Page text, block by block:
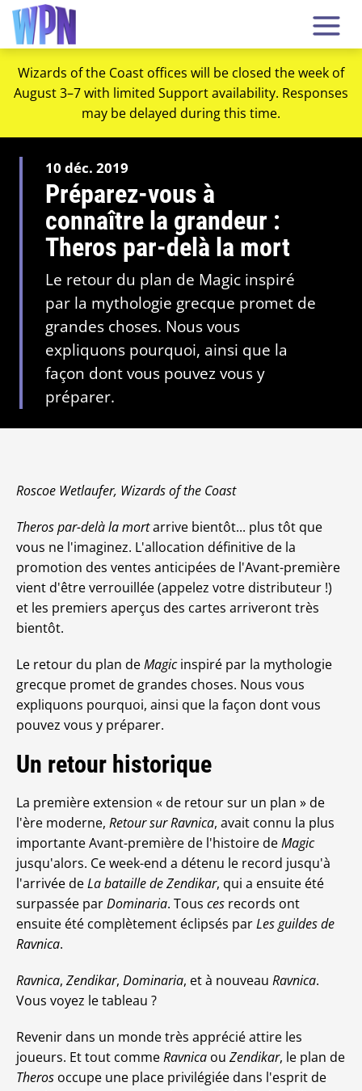
Wizards of the Coast offices will be closed the week of
August 3–7 with limited Support availability. Responses
may be delayed during this time.
10 déc. 2019
Préparez-vous à
connaître la grandeur :
Theros par-delà la mort
Le retour du plan de Magic inspiré
par la mythologie grecque promet de
grandes choses. Nous vous
expliquons pourquoi, ainsi que la
façon dont vous pouvez vous y
préparer.
Roscoe Wetlaufer, Wizards of the Coast
Theros par-delà la mortarrive bientôt... plus tôt que
vous ne l'imaginez. L'allocation définitive de la
promotion des ventes anticipées de l'Avant-première
vient d'être verrouillée (appelez votre distributeur !)
et les premiers aperçus des cartes arriveront très
bientôt.
Le retour du plan deMagicinspiré par la mythologie
grecque promet de grandes choses. Nous vous
expliquons pourquoi, ainsi que la façon dont vous
pouvez vous y préparer.
Un retour historique
La première extension « de retour sur un plan » de
l'ère moderne, Retour sur Ravnica, avait connu la plus
importante Avant-première de l'histoire deMagic
jusqu'alors. Ce week-end a détenu le record jusqu'à
l'arrivée deLa bataille de Zendikar, qui a ensuite été
surpassée parDominaria. Tous ces records ont
ensuite été complètement éclipsés parLes guildes de
Ravnica.
Ravnica, Zendikar, Dominaria, et à nouveau Ravnica.
Vous voyez le tableau ?
Revenir dans un monde très apprécié attire les
joueurs. Et tout commeRavnica ou Zendikar, le plan de
Theros occupe une place privilégiée dans l'esprit de